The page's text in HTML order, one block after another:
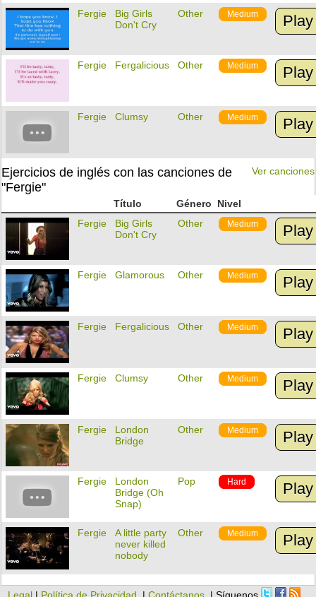
Fergie
Big Girls
Don't Cry
Other Medium Play
Fergie Fergalicious Other Medium Play
Fergie Clumsy Other Medium Play
Ver canciones
Ejercicios de inglés con las canciones de
"Fergie"
Título Género
Nivel
Fergie
Big Girls
Don't Cry
Other Medium Play
Fergie Glamorous Other Medium Play
Fergie Fergalicious Other Medium Play
Fergie Clumsy Other Medium Play
Fergie
London
Bridge
Other Medium Play
Fergie
London
Bridge (Oh
Snap)
Pop Hard Play
Fergie
A little party
never killed
nobody
Other Medium Play